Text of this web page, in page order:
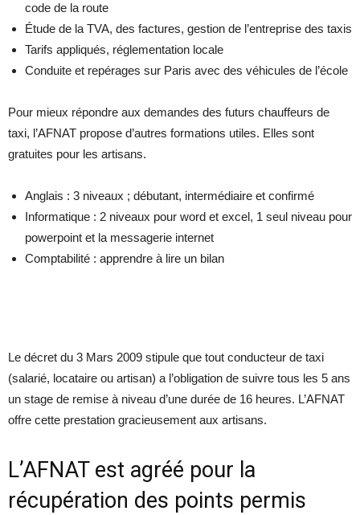
code de la route
Étude de la TVA, des factures, gestion de l’entreprise des taxis
Tarifs appliqués, réglementation locale
Conduite et repérages sur Paris avec des véhicules de l’école
Pour mieux répondre aux demandes des futurs chauffeurs de
taxi, l’AFNAT propose d’autres formations utiles. Elles sont
gratuites pour les artisans.
Anglais : 3 niveaux ; débutant, intermédiaire et confirmé
Informatique : 2 niveaux pour word et excel, 1 seul niveau pour
powerpoint et la messagerie internet
Comptabilité : apprendre à lire un bilan
Le décret du 3 Mars 2009 stipule que tout conducteur de taxi
(salarié, locataire ou artisan) a l’obligation de suivre tous les 5 ans
un stage de remise à niveau d’une durée de 16 heures. L’AFNAT
offre cette prestation gracieusement aux artisans.
L’AFNAT est agréé pour la
récupération des points permis